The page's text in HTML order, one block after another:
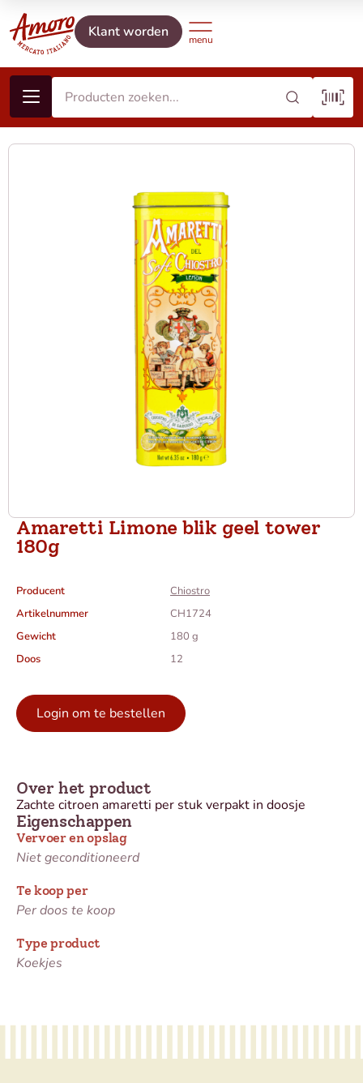
Klant worden
Amaretti Limone blik geel tower
180g
Producent
Chiostro
Artikelnummer
CH1724
Gewicht
180 g
Doos
12
Login om te bestellen
Eigenschappen
Vervoer en opslag
Niet geconditioneerd
Te koop per
Per doos te koop
Type product
Koekjes
Over het product
Zachte citroen amaretti per stuk verpakt in doosje